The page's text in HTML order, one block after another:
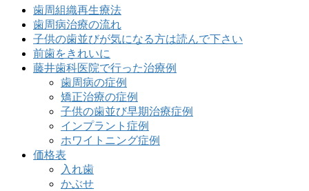
歯周組織再生療法
歯周病治療の流れ
子供の歯並びが気になる方は読んで下さい
前歯をきれいに
藤井歯科医院で行った治療例
歯周病の症例
矯正治療の症例
子供の歯並び早期治療症例
インプラント症例
ホワイトニング症例
価格表
入れ歯
かぶせ